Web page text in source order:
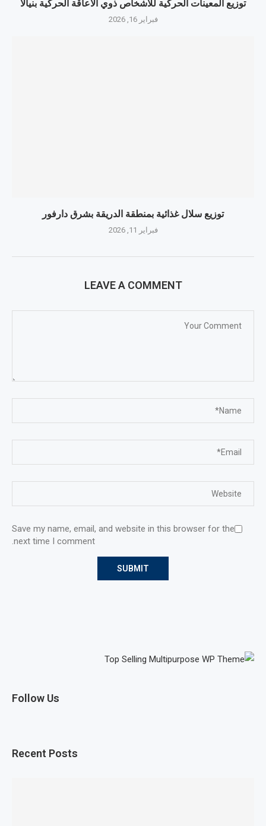
توزيع المعينات الحركية للأشخاص ذوي الاعاقة الحركية بنيالا
فبراير 16, 2026
توزيع سلال غذائية بمنطقة الدريقة بشرق دارفور
فبراير 11, 2026
LEAVE A COMMENT
Save my name, email, and website in this browser for the
next time I comment.
Follow Us
Recent Posts